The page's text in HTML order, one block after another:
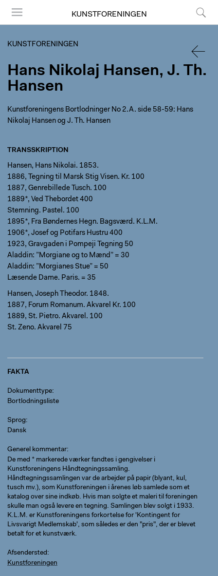
KUNSTFORENINGEN
KUNSTFORENINGEN
Hans Nikolaj Hansen, J. Th.
Hansen
Kunstforeningens Bortlodninger No 2.A. side 58-59: Hans
Nikolaj Hansen og J. Th. Hansen
TRANSSKRIPTION
Hansen, Hans Nikolai. 1853.
1886, Tegning til Marsk Stig Visen. Kr. 100
1887, Genrebillede Tusch. 100
1889*, Ved Thebordet 400
Stemning. Pastel. 100
1895*, Fra Bøndernes Hegn. Bagsværd. K.L.M.
1906*, Josef og Potifars Hustru 400
1923, Gravgaden i Pompeji Tegning 50
Aladdin: ”Morgiane og to Mænd” = 30
Aladdin: ”Morgianes Stue” = 50
Læsende Dame. Paris. = 35
Hansen, Joseph Theodor. 1848.
1887, Forum Romanum. Akvarel Kr. 100
1889, St. Pietro. Akvarel. 100
St. Zeno. Akvarel 75
FAKTA
Dokumenttype
Bortlodningsliste
Sprog
Dansk
Generel kommentar
De med * markerede værker fandtes i gengivelser i
Kunstforeningens Håndtegningssamling.
Håndtegningssamlingen var de arbejder på papir (blyant, kul,
tusch mv.), som Kunstforeningen i årenes løb samlede som et
katalog over sine indkøb. Hvis man solgte et maleri til foreningen
skulle man også levere en tegning. Samlingen blev solgt i 1933.
K.L.M. er Kunstforeningens forkortelse for 'Kontingent for
Livsvarigt Medlemskab', som således er den "pris", der er blevet
betalt for et kunstværk.
Afsendersted
Kunstforeningen